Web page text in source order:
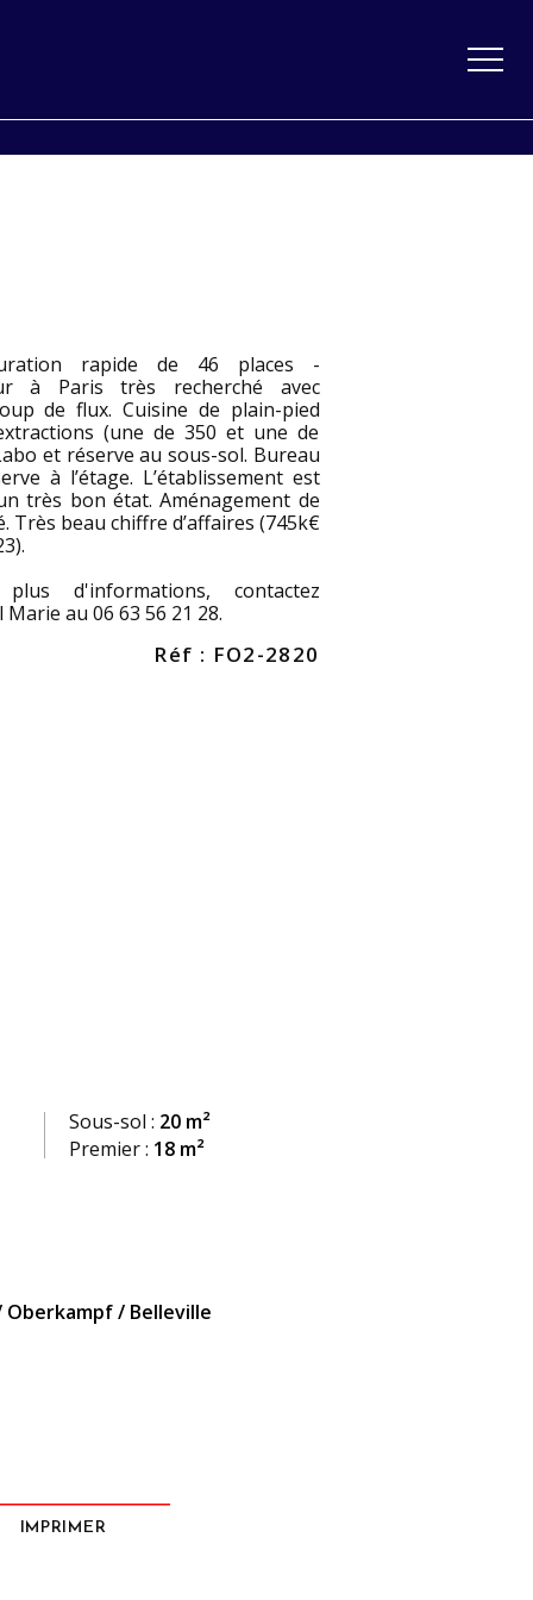
rapide de 46 places -
à Paris très recherché avec
de flux. Cuisine de plain-pied
(une de 350 et une de
et réserve au sous-sol. Bureau
à l’étage. L’établissement est
très bon état. Aménagement de
Très beau chiffre d’affaires (745k€
d'informations, contactez
Marie au 06 63 56 21 28.
Réf : FO2-2820
Sous-sol : 20 m²
Premier : 18 m²
/ Belleville
IMPRIMER